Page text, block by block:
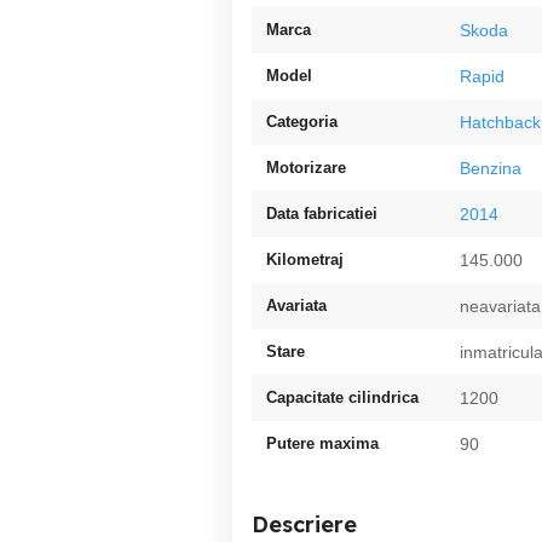
Marca Skoda
Model Rapid
Categoria Hatchback
Motorizare Benzina
Data fabricatiei 2014
Kilometraj 145.000
Avariata neavariata
Stare
Capacitate cilindrica 1200
Putere maxima 90
Descriere